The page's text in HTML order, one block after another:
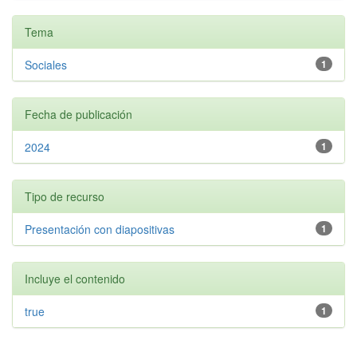
Tema
1
Sociales
Fecha de publicación
1
2024
Tipo de recurso
1
Presentación con diapositivas
Incluye el contenido
1
true